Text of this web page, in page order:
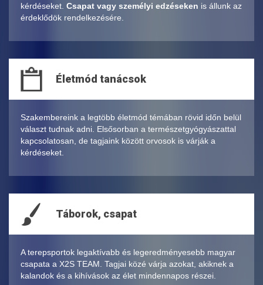
kérdéseket. Csapat vagy személyi edzéseken is állunk az
érdeklődök rendelkezésére.
Életmód tanácsok
Szakembereink a legtöbb életmód témában rövid időn belül
választ tudnak adni. Elsősorban a természetgyógyászattal
kapcsolatosan, de tagjaink között orvosok is várják a
kérdéseket.
Táborok, csapat
A terepsportok legaktívabb és legeredményesebb magyar
csapata a X2S TEAM. Tagjai közé várja azokat, akiknek a
kalandok és a kihívások az élet mindennapos részei.